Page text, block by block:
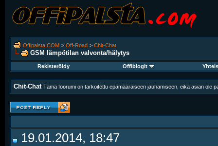
Offipalsta.COM > Off-Road > Chit-Chat
GSM lämpötilan valvonta/hälytys
Rekisteröidy Offiblogit
Chit-Chat Tämä foorumi on tarkoitettu epämääräiseen jauhamiseen, eikä asian ole
19.01.2014, 18:47